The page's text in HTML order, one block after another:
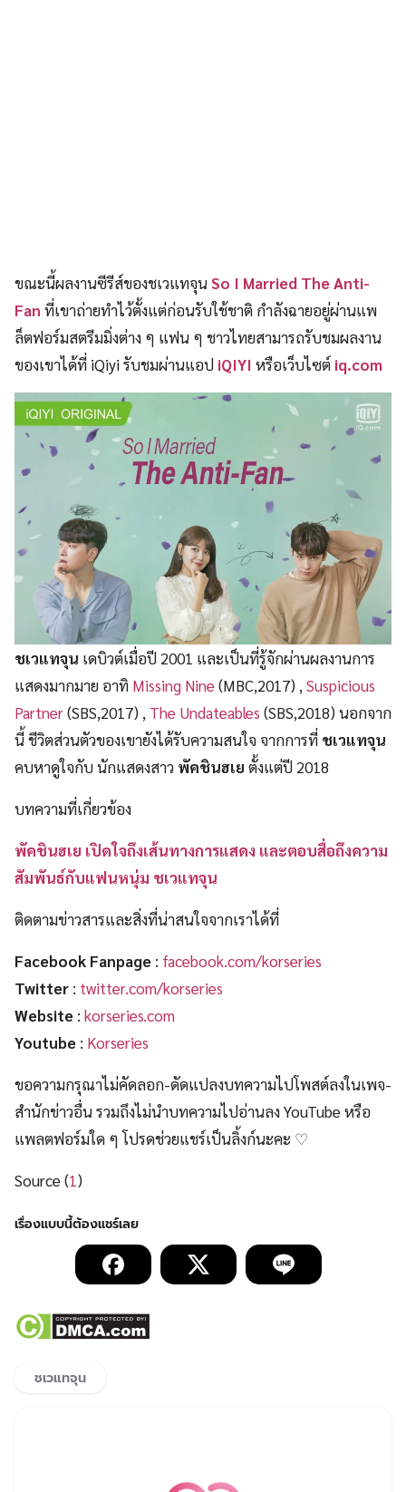
ขณะนี้ผลงานซีรีส์ของชเวแทจุนSo I Married The Anti-
Fan ที่เขาถ่ายทำไว้ตั้งแต่ก่อนรับใช้ชาติ กำลังฉายอยู่ผ่านแพ
ล็ตฟอร์มสตรีมมิ่งต่าง ๆ แฟน ๆ ชาวไทยสามารถรับชมผลงาน
ของเขาได้ที่ iQiyi รับชมผ่านแอป iQIYI หรือเว็บไซต์ iq.com
ชเวแทจุน เดบิวต์เมื่อปี 2001 และเป็นที่รู้จักผ่านผลงานการ
แสดงมากมาย อาทิ Missing Nine(MBC,2017) , Suspicious
Partner(SBS,2017) , The Undateables (SBS,2018) นอกจาก
นี้ ชีวิตส่วนตัวของเขายังได้รับความสนใจ จากการที่ ชเวแทจุน
คบหาดูใจกับ นักแสดงสาว พัคชินฮเย ตั้งแต่ปี 2018
บทความที่เกี่ยวข้อง
พัคชินฮเย เปิดใจถึงเส้นทางการแสดง และตอบสื่อถึงความ
สัมพันธ์กับแฟนหนุ่ม ชเวแทจุน
ติดตามข่าวสารและสิ่งที่น่าสนใจจากเราได้ที่
Facebook Fanpage : facebook.com/korseries
Twitter : twitter.com/korseries
Website : korseries.com
Youtube : Korseries
ขอความกรุณาไม่คัดลอก-ดัดแปลงบทความไปโพสต์ลงในเพจ-
สำนักข่าวอื่น รวมถึงไม่นำบทความไปอ่านลง YouTube หรือ
แพลตฟอร์มใด ๆ โปรดช่วยแชร์เป็นลิ้งก์นะคะ ♡
Source (1)
ชเวแทจุน